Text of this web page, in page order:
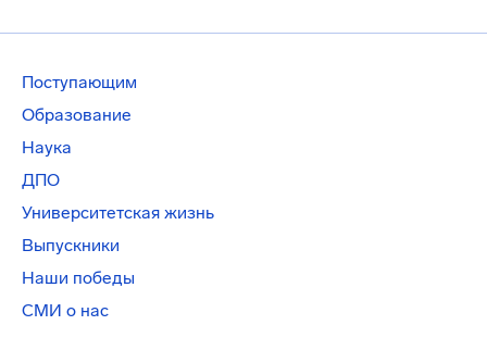
Поступающим
Образование
Наука
ДПО
Университетская жизнь
Выпускники
Наши победы
СМИ о нас